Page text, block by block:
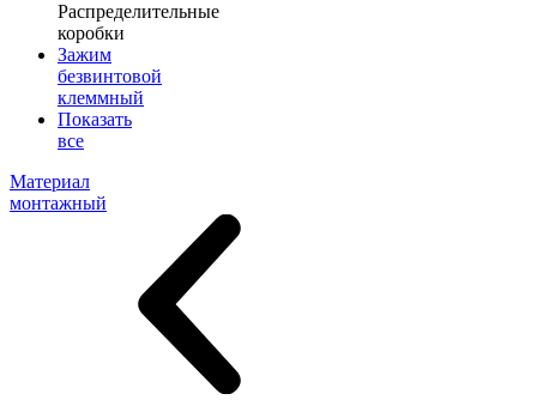
Распределительные
коробки
Зажим
безвинтовой
клеммный
Показать
все
Материал
монтажный